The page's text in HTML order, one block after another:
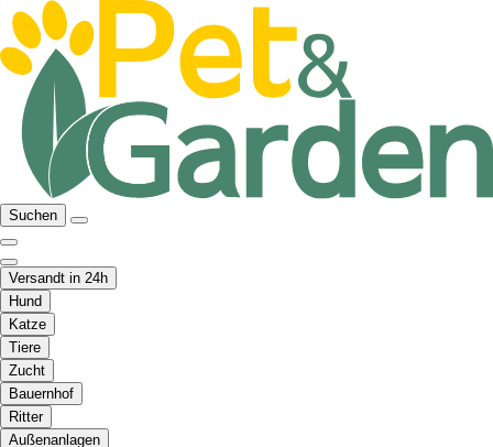
Suchen
Versandt in 24h
Hund
Katze
Tiere
Zucht
Bauernhof
Ritter
Außenanlagen